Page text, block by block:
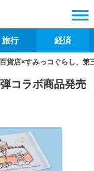
旅行 経済
貨店×すみっコぐらし、
コラボ商品発売